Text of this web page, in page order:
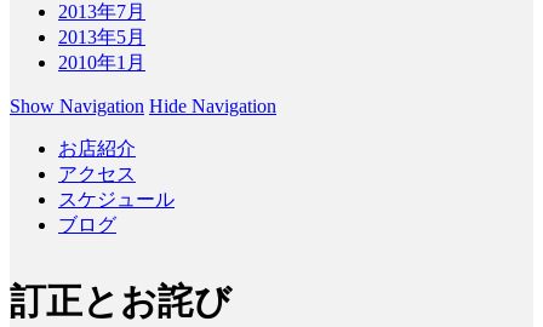
2013年7月
2013年5月
2010年1月
Show Navigation Hide Navigation
お店紹介
アクセス
スケジュール
ブログ
訂正とお詫び